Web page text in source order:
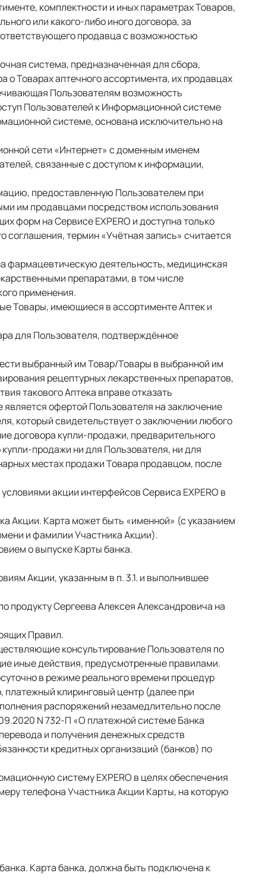
комплектности и иных параметрах Товаров,
или какого-либо иного договора, за
продавца с возможностью
система, предназначенная для сбора,
Товарах аптечного ассортимента, их продавцах
Пользователям возможность
Пользователей к Информационной системе
системе, основана исключительно на
сети «Интернет» с доменным именем
связанные с доступом к информации,
предоставленную Пользователем при
им продавцами посредством использования
форм на Сервисе EXPERO и доступна только
термин «Учётная запись» считается
фармацевтическую деятельность, медицинская
препаратами, в том числе
применения.
Товары, имеющиеся в ассортименте Аптек и
для Пользователя, подтверждённое
выбранный им Товар/Товары в выбранной им
рецептурных лекарственных препаратов,
такового Аптека вправе отказать
офертой Пользователя на заключение
который свидетельствует о заключении любого
договора купли-продажи, предварительного
продажи ни для Пользователя, ни для
местах продажи Товара продавцом, после
акции интерфейсов Сервиса EXPERO в
Акции. Карта может быть «именной» (с указанием
и фамилии Участника Акции).
о выпуске Карты банка.
Акции, указанным в п. 3.1. и выполнившее
продукту Сергеева Алексея Александровича на
Правил.
консультирование Пользователя по
иные действия, предусмотренные правилами.
в режиме реального времени процедур
клиринговый центр (далее при
распоряжений незамедлительно после
N 732-П «О платежной системе Банка
и получения денежных средств
кредитных организаций (банков) по
систему EXPERO в целях обеспечения
телефона Участника Акции Карты, на которую
Карта банка, должна быть подключена к